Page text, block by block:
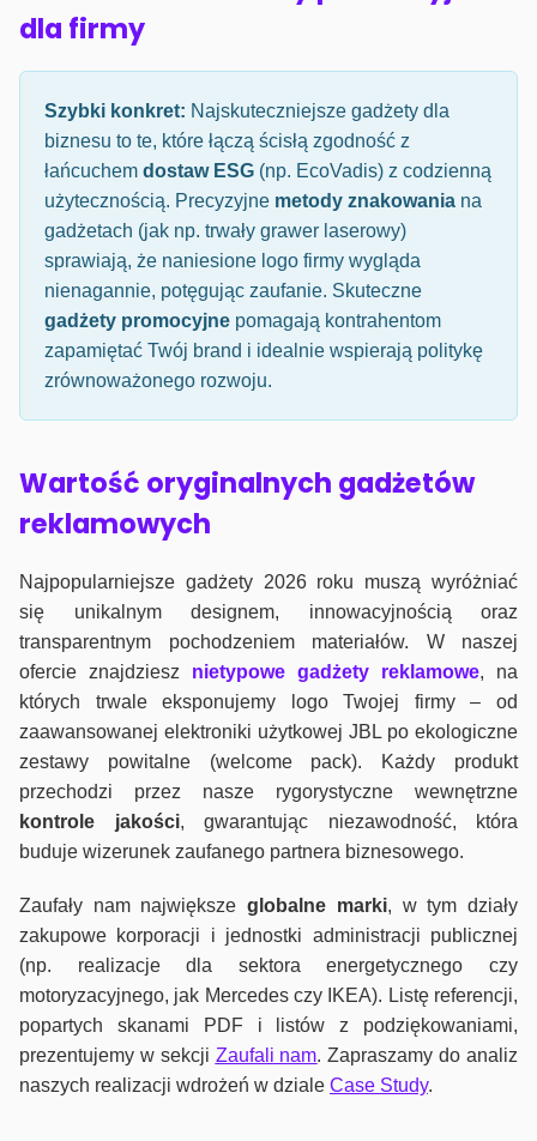
dla firmy
Szybki konkret: Najskuteczniejsze gadżety dla
biznesu to te, które łączą ścisłą zgodność z
łańcuchem dostaw ESG (np. EcoVadis) z codzienną
użytecznością. Precyzyjne metody znakowania na
gadżetach (jak np. trwały grawer laserowy)
sprawiają, że naniesione logo firmy wygląda
nienagannie, potęgując zaufanie. Skuteczne
gadżety promocyjne pomagają kontrahentom
zapamiętać Twój brand i idealnie wspierają politykę
zrównoważonego rozwoju.
Wartość oryginalnych gadżetów
reklamowych
Najpopularniejsze gadżety 2026 roku muszą wyróżniać
się unikalnym designem, innowacyjnością oraz
transparentnym pochodzeniem materiałów. W naszej
ofercie znajdziesz nietypowe gadżety reklamowe, na
których trwale eksponujemy logo Twojej firmy – od
zaawansowanej elektroniki użytkowej JBL po ekologiczne
zestawy powitalne (welcome pack). Każdy produkt
przechodzi przez nasze rygorystyczne wewnętrzne
kontrole jakości, gwarantując niezawodność, która
buduje wizerunek zaufanego partnera biznesowego.
Zaufały nam największeglobalne marki, w tym działy
zakupowe korporacji i jednostki administracji publicznej
(np. realizacje dla sektora energetycznego czy
motoryzacyjnego, jak Mercedes czy IKEA). Listę referencji,
popartych skanami PDF i listów z podziękowaniami,
prezentujemy w sekcji Zaufali nam. Zapraszamy do analiz
naszych realizacji wdrożeń w dziale Case Study.